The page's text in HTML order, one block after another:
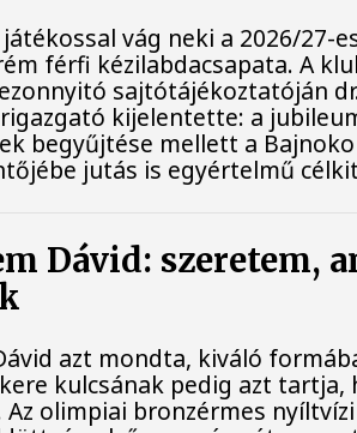
vág neki a 2026/27-
férfi kézilabdacsapata. A
sajtótájékoztatóján
kijelentette: a
begyűjtése mellett a
jutás is egyértelmű
Dávid: szeretem,
azt mondta, kiváló
kulcsának pedig azt tartja,
Az olimpiai bronzérmes